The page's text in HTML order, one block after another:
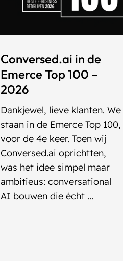
Conversed.ai in de
Emerce Top 100 –
2026
Dankjewel, lieve klanten. We
staan in de Emerce Top 100,
voor de 4e keer. Toen wij
Conversed.ai oprichtten,
was het idee simpel maar
ambitieus: conversational
AI bouwen die écht ...